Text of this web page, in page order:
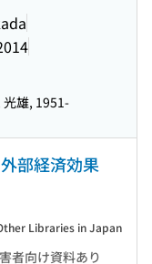
光雄, 1951-
部経済効果
者向け資料あり
Libraries in Japan